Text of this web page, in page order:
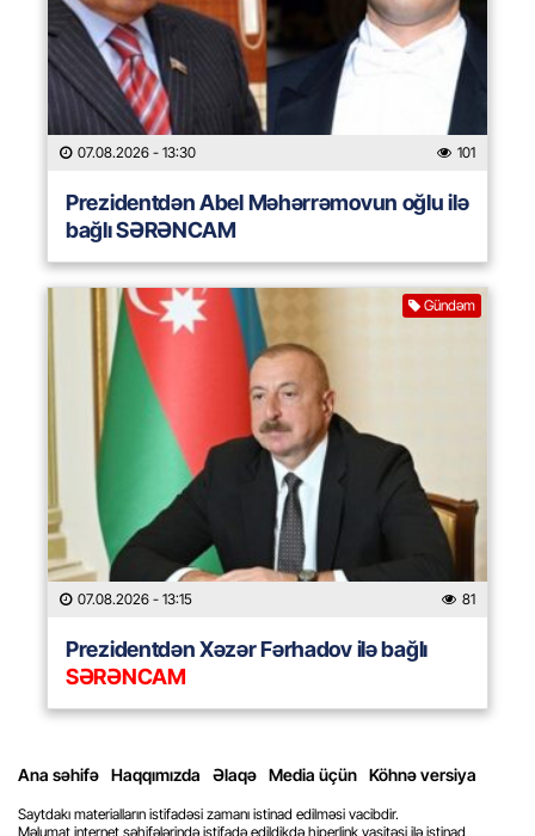
07.08.2026 - 13:30 101
Prezidentdən Abel Məhərrəmovun oğlu ilə
bağlı SƏRƏNCAM
Gündəm
07.08.2026 - 13:15 81
Prezidentdən Xəzər Fərhadov ilə bağlı
SƏRƏNCAM
Ana səhifə Haqqımızda Əlaqə Media üçün Köhnə versiya
Saytdakı materialların istifadəsi zamanı istinad edilməsi vacibdir.
Məlumat internet səhifələrində istifadə edildikdə hiperlink vasitəsi ilə istinad